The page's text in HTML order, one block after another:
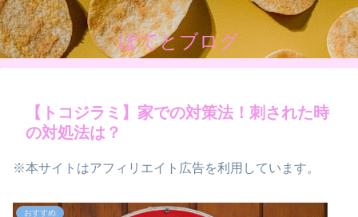
ぽてとブログ
【トコジラミ】家での対策法！刺された時
の対処法は？
※本サイトはアフィリエイト広告を利用しています。
おすすめ